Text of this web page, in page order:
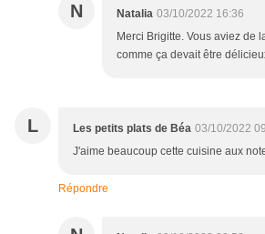
N Natalia 03/10/2022 16:36
Merci Brigitte. Vous aviez de
comme ça devait être
L Les petits plats de Béa 03/10/2022
J'aime beaucoup cette cuisine aux
Répondre